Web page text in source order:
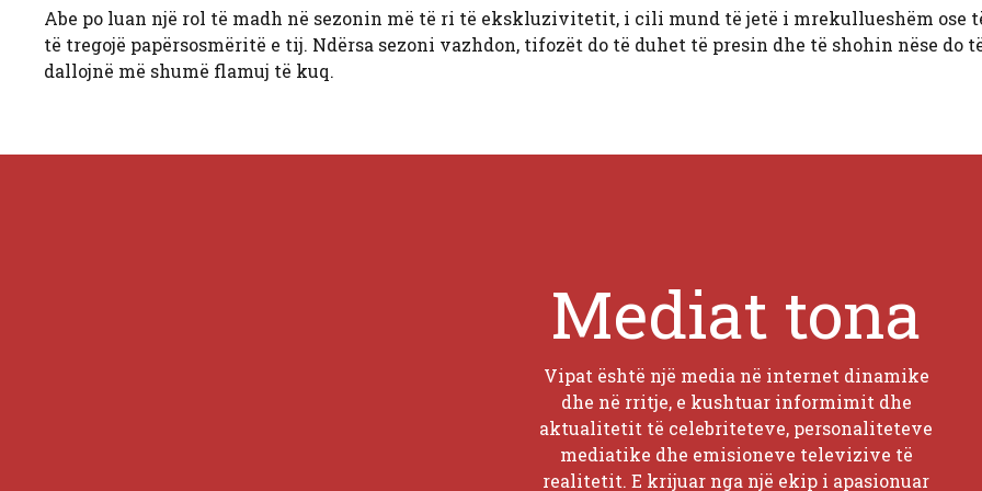
Abe po luan një rol të madh në sezonin më të ri të ekskluzivitetit, i cili mund të jetë i mrekullueshëm ose
të tregojë papërsosmëritë e tij. Ndërsa sezoni vazhdon, tifozët do të duhet të presin dhe të shohin nëse do
dallojnë më shumë flamuj të kuq.
Mediat tona
Vipat është një media në internet dinamike
dhe në rritje, e kushtuar informimit dhe
aktualitetit të celebriteteve, personaliteteve
mediatike dhe emisioneve televizive të
realitetit. E krijuar nga një ekip i apasionuar